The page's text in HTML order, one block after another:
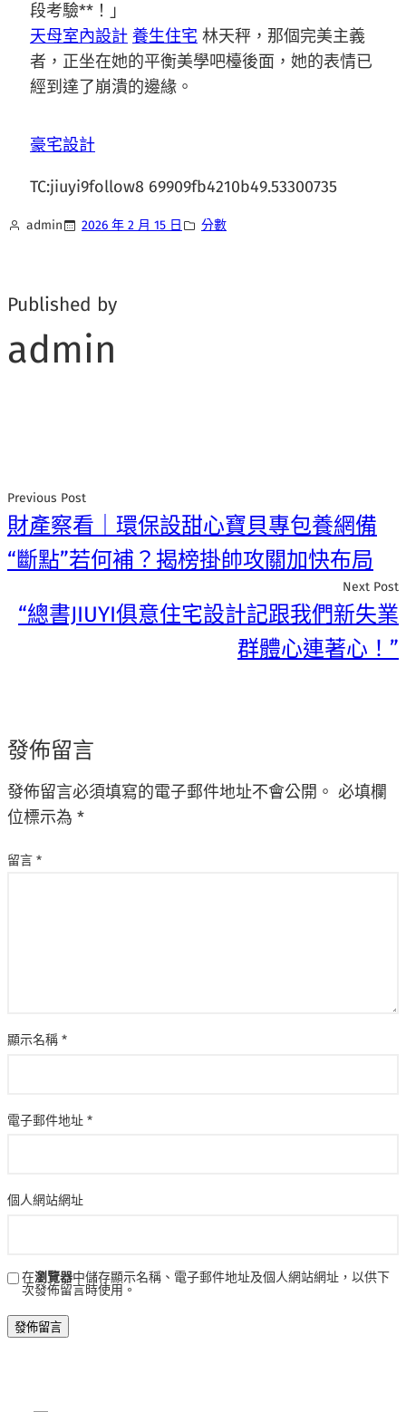
段考驗**！」
天母室內設計 養生住宅 林天秤，那個完美主義
者，正坐在她的平衡美學吧檯後面，她的表情已
經到達了崩潰的邊緣。
豪宅設計
TC:jiuyi9follow8 69909fb4210b49.53300735
admin 2026 年 2 月 15 日 分數
Published by
admin
Previous Post
財產察看｜環保設甜心寶貝專包養網備
“斷點”若何補？揭榜掛帥攻關加快布局
Next Post
“總書JIUYI俱意住宅設計記跟我們新失業
群體心連著心！”
發佈留言
發佈留言必須填寫的電子郵件地址不會公開。 必填欄
位標示為 *
留言 *
顯示名稱 *
電子郵件地址 *
個人網站網址
在瀏覽器中儲存顯示名稱、電子郵件地址及個人網站網址，以供下
次發佈留言時使用。